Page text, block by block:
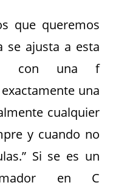
que queremos
se ajusta a esta
con una f
una
cualquier
y cuando no
Si se es un
en C